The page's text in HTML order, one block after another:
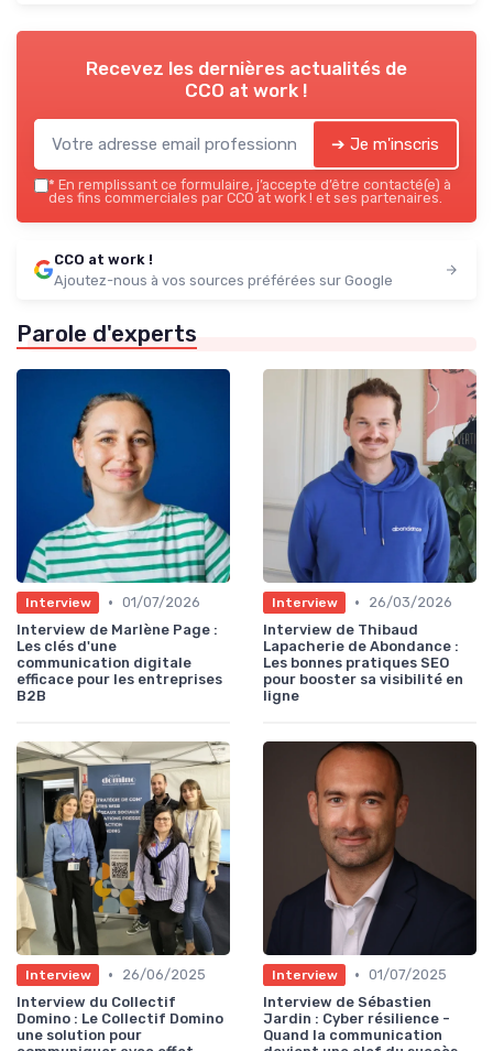
Recevez les dernières actualités de
CCO at work !
➔ Je m'inscris
* En remplissant ce formulaire, j’accepte d’être contacté(e) à
des fins commerciales par CCO at work ! et ses partenaires.
CCO at work !
Ajoutez-nous à vos sources préférées sur Google
Parole d'experts
Interview • 01/07/2026
Interview de Marlène Page :
Les clés d'une
communication digitale
efficace pour les entreprises
B2B
Interview •
26/03/2026
Interview de Thibaud
Lapacherie de Abondance :
Les bonnes pratiques SEO
pour booster sa visibilité en
ligne
Interview •
26/06/2025
Interview du Collectif
Domino : Le Collectif Domino
une solution pour
Interview • 01/07/2025
Interview de Sébastien
Jardin : Cyber résilience -
Quand la communication